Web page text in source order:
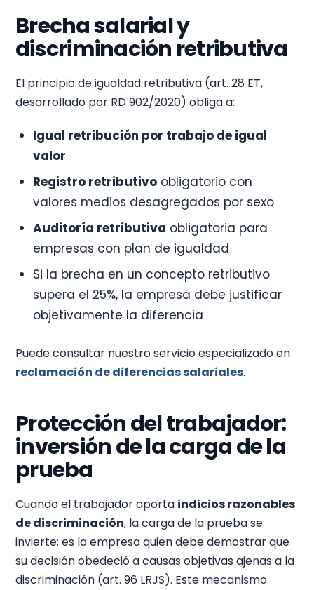
Brecha salarial y
discriminación retributiva
El principio de igualdad retributiva (art. 28 ET,
desarrollado por RD 902/2020) obliga a:
Igual retribución por trabajo de igual
valor
Registro retributivo obligatorio con
valores medios desagregados por sexo
Auditoría retributiva obligatoria para
empresas con plan de igualdad
Si la brecha en un concepto retributivo
supera el 25%, la empresa debe justificar
objetivamente la diferencia
Puede consultar nuestro servicio especializado en
reclamación de diferencias salariales.
Protección del trabajador:
inversión de la carga de la
prueba
Cuando el trabajador aporta indicios razonables
de discriminación, la carga de la prueba se
invierte: es la empresa quien debe demostrar que
su decisión obedeció a causas objetivas ajenas a la
discriminación (art. 96 LRJS). Este mecanismo